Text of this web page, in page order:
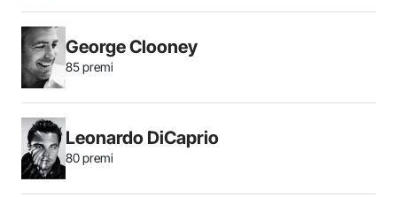
George Clooney
85 premi
Leonardo DiCaprio
80 premi